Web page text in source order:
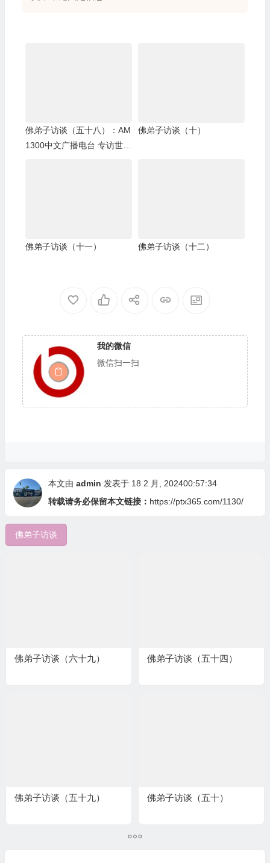
佛弟子访谈（五十八）：AM
1300中文广播电台 专访世界
佛弟子访谈（十）
佛弟子访谈（十一） 佛弟子访谈（十二）
我的微信
微信扫一扫
本文由 admin 发表于 18 2 月, 202400:57:34
转载请务必保留本文链接： https://ptx365.com/1130/
佛弟子访谈
佛弟子访谈（六十九） 佛弟子访谈（五十四）
佛弟子访谈（五十九） 佛弟子访谈（五十）